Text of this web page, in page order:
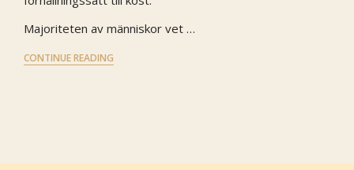
Majoriteten av människor vet …
CONTINUE READING